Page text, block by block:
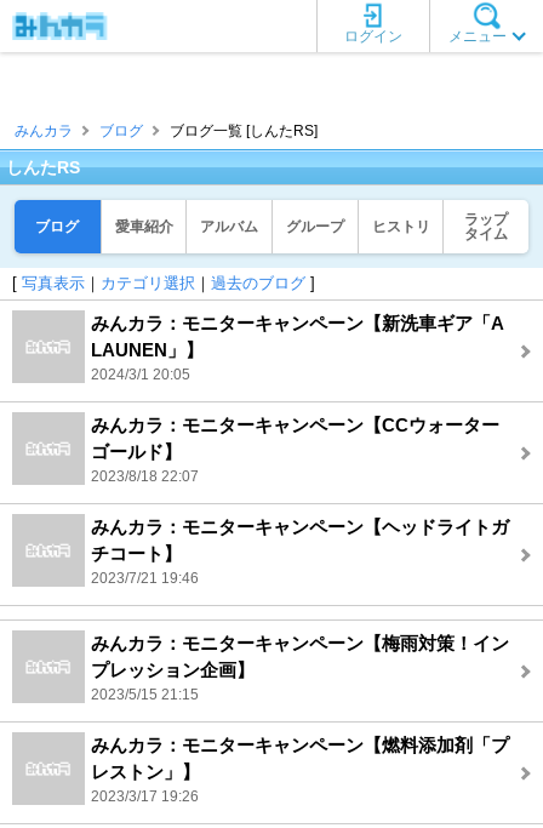
メニュー
ログイン
みんカラ ブログ ブログ一覧 [しんたRS]
しんたRS
ブログ 愛車紹介 アルバム グループ ヒストリ
ラップ
タイム
[ 写真表示 ｜ カテゴリ選択 ｜ 過去のブログ ]
みんカラ：モニターキャンペーン【新洗車ギア「A
LAUNEN」】
2024/3/1 20:05
みんカラ：モニターキャンペーン【CCウォーター
ゴールド】
2023/8/18 22:07
みんカラ：モニターキャンペーン【ヘッドライトガ
チコート】
2023/7/21 19:46
みんカラ：モニターキャンペーン【梅雨対策！イン
プレッション企画】
2023/5/15 21:15
みんカラ：モニターキャンペーン【燃料添加剤「プ
レストン」】
2023/3/17 19:26